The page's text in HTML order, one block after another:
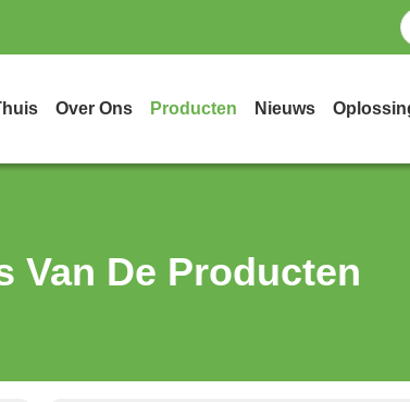
Over Ons Producten Nieuws
Van De Producten